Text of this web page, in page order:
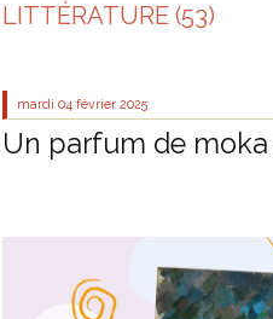
LITTÉRATURE (53)
mardi 04 février 2025
Un parfum de